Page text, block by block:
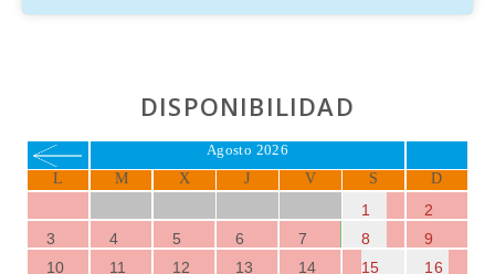
DISPONIBILIDAD
Agosto 2026
L M X J V S D
1
2
3
4 5 6 7 8
9
10
11 12 13 14 15
16